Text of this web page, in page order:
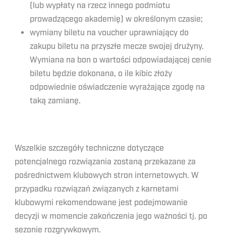
(lub wypłaty na rzecz innego podmiotu
prowadzącego akademię) w określonym czasie;
wymiany biletu na voucher uprawniający do
zakupu biletu na przyszłe mecze swojej drużyny.
Wymiana na bon o wartości odpowiadającej cenie
biletu będzie dokonana, o ile kibic złoży
odpowiednie oświadczenie wyrażające zgodę na
taką zamianę.
Wszelkie szczegóły techniczne dotyczące
potencjalnego rozwiązania zostaną przekazane za
pośrednictwem klubowych stron internetowych. W
przypadku rozwiązań związanych z karnetami
klubowymi rekomendowane jest podejmowanie
decyzji w momencie zakończenia jego ważności tj. po
sezonie rozgrywkowym.